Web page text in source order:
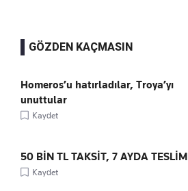
GÖZDEN KAÇMASIN
Homeros’u hatırladılar, Troya’yı
unuttular
Kaydet
50 BİN TL TAKSİT, 7 AYDA TESLİM
Kaydet